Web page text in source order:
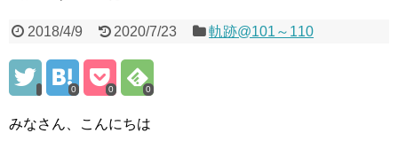
2018/4/9 2020/7/23 軌跡@101～110
0 0 0
みなさん、こんにちは